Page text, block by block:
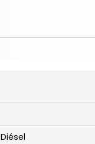
Diésel